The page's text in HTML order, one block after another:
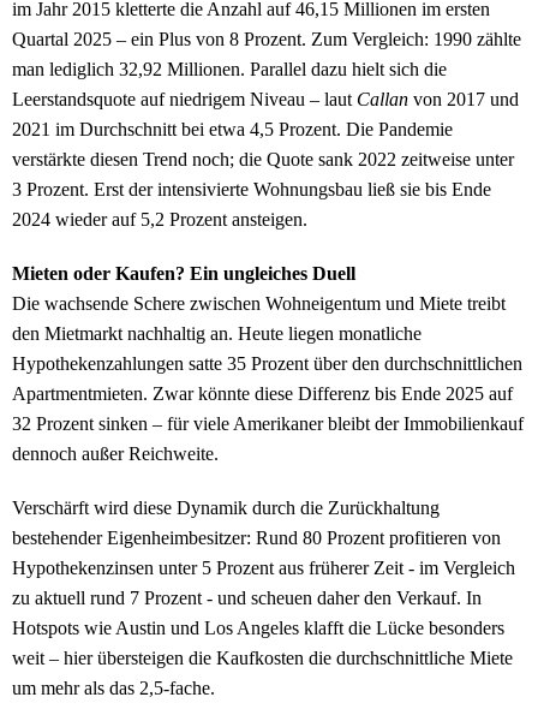
im Jahr 2015 kletterte die Anzahl auf 46,15 Millionen im ersten
Quartal 2025 – ein Plus von 8 Prozent. Zum Vergleich: 1990 zählte
man lediglich 32,92 Millionen. Parallel dazu hielt sich die
Leerstandsquote auf niedrigem Niveau – laut Callan von 2017 und
2021 im Durchschnitt bei etwa 4,5 Prozent. Die Pandemie
verstärkte diesen Trend noch; die Quote sank 2022 zeitweise unter
3 Prozent. Erst der intensivierte Wohnungsbau ließ sie bis Ende
2024 wieder auf 5,2 Prozent ansteigen.
Mieten oder Kaufen? Ein ungleiches Duell
Die wachsende Schere zwischen Wohneigentum und Miete treibt
den Mietmarkt nachhaltig an. Heute liegen monatliche
Hypothekenzahlungen satte 35 Prozent über den durchschnittlichen
Apartmentmieten. Zwar könnte diese Differenz bis Ende 2025 auf
32 Prozent sinken – für viele Amerikaner bleibt der Immobilienkauf
dennoch außer Reichweite.
Verschärft wird diese Dynamik durch die Zurückhaltung
bestehender Eigenheimbesitzer: Rund 80 Prozent profitieren von
Hypothekenzinsen unter 5 Prozent aus früherer Zeit - im Vergleich
zu aktuell rund 7 Prozent - und scheuen daher den Verkauf. In
Hotspots wie Austin und Los Angeles klafft die Lücke besonders
weit – hier übersteigen die Kaufkosten die durchschnittliche Miete
um mehr als das 2,5-fache.